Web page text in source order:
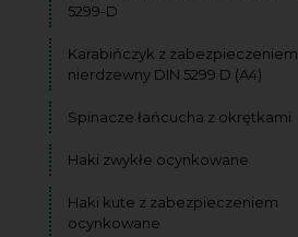
5299-D
Karabińczyk z zabezpieczeniem
nierdzewny DIN 5299 D (A4)
Spinacze łańcucha z okrętkami
Haki zwykłe ocynkowane
Haki kute z zabezpieczeniem
ocynkowane